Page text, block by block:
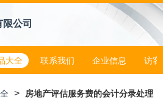
公司
大全 联系我们 企业信息 访客
> 房地产评估服务费的会计分录处理